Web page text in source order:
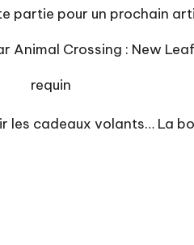
partie pour un prochain
Animal Crossing : New
cadeaux volants… La